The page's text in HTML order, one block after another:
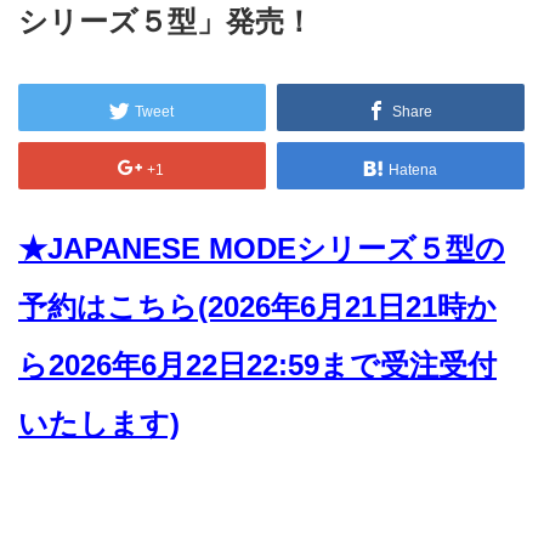
シリーズ５型」発売！
Tweet Share
+1 Hatena
★JAPANESE MODEシリーズ５型の
予約はこちら(2026年6月21日21時か
ら2026年6月22日22:59まで受注受付
いたします)